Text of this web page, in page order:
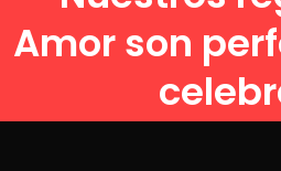
Amor son